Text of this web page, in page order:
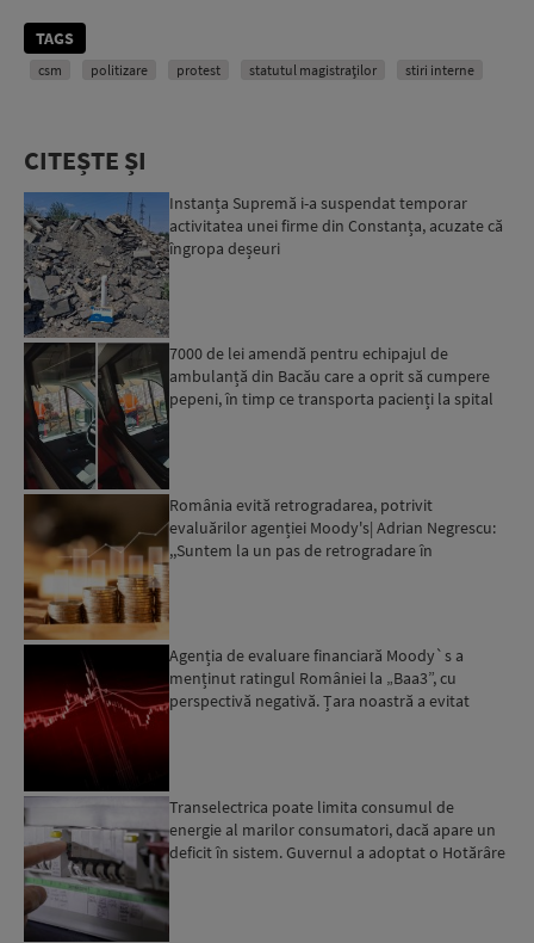
TAGS
csm politizare protest statutul magistraților stiri interne
CITEȘTE ȘI
Instanța Supremă i-a suspendat temporar
activitatea unei firme din Constanța, acuzate că
îngropa deșeuri
7000 de lei amendă pentru echipajul de
ambulanță din Bacău care a oprit să cumpere
pepeni, în timp ce transporta pacienți la spital
România evită retrogradarea, potrivit
evaluărilor agenției Moody's| Adrian Negrescu:
,,Suntem la un pas de retrogradare în
Agenția de evaluare financiară Moody`s a
menținut ratingul României la „Baa3”, cu
perspectivă negativă. Țara noastră a evitat
Transelectrica poate limita consumul de
energie al marilor consumatori, dacă apare un
deficit în sistem. Guvernul a adoptat o Hotărâre